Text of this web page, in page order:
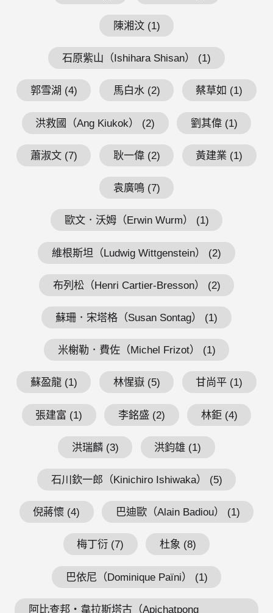
陳湘汶 (1)
石原紫山（Ishihara Shisan） (1)
郭雪湖 (4) 馬白水 (2) 蔡草如 (1)
洪救國（Ang Kiukok） (2) 劉其偉 (1)
蕭淑文 (7) 耿一偉 (2) 黃建業 (1)
袁廣鳴 (7)
歐文．沃姆（Erwin Wurm） (1)
維根斯坦（Ludwig Wittgenstein） (2)
布列松（Henri Cartier-Bresson） (2)
蘇珊．宋塔格（Susan Sontag） (1)
米榭勒．費佐（Michel Frizot） (1)
蘇盈龍 (1) 林惺嶽 (5) 甘尚平 (1)
張建富 (1) 李銘盛 (2) 林鉅 (4)
洪瑞麟 (3) 洪鈞雄 (1)
石川欽一郎（Kinichiro Ishiwaka） (5)
倪蔣懷 (4) 巴迪歐（Alain Badiou） (1)
梅丁衍 (7) 杜象 (8)
巴依尼（Dominique Païni） (1)
阿比查邦・韋拉斯塔古（Apichatpong